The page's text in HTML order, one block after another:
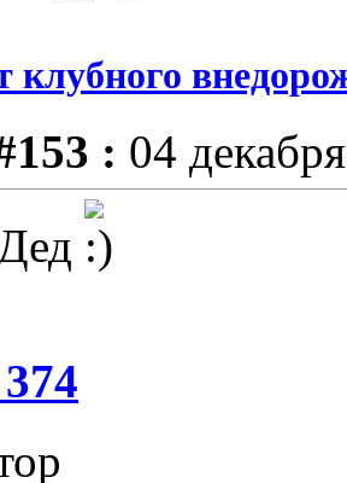
клубного
: 04